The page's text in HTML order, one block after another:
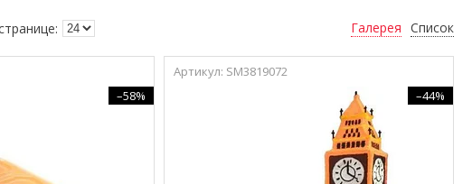
Галерея Список
–58%
SM3819072
–44%